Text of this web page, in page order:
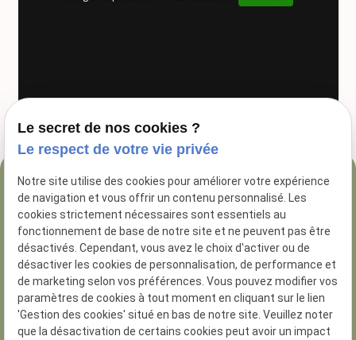
04 84 89 16 47
54 Rue George
13005 Marseille
Le secret de nos cookies ?
Le respect de votre vie privée
Notre site utilise des cookies pour améliorer votre expérience
de navigation et vous offrir un contenu personnalisé. Les
cookies strictement nécessaires sont essentiels au
fonctionnement de base de notre site et ne peuvent pas être
désactivés. Cependant, vous avez le choix d'activer ou de
désactiver les cookies de personnalisation, de performance et
de marketing selon vos préférences. Vous pouvez modifier vos
paramètres de cookies à tout moment en cliquant sur le lien
'Gestion des cookies' situé en bas de notre site. Veuillez noter
que la désactivation de certains cookies peut avoir un impact